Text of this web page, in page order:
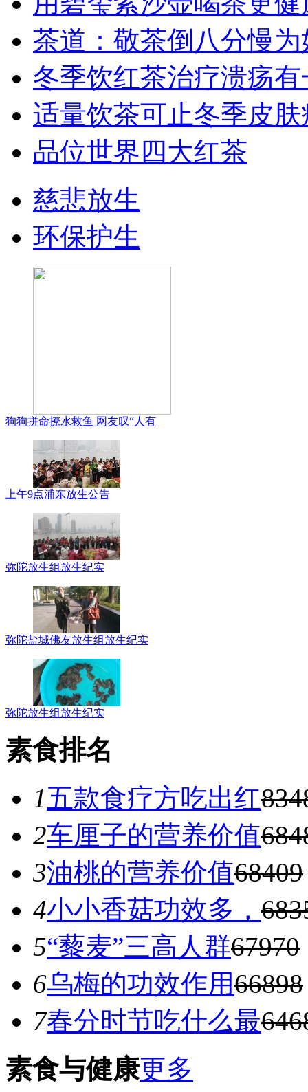
茶道：敬茶倒八分慢为
冬季饮红茶治疗溃疡
适量饮茶可止冬季皮肤
品位世界四大红茶
慈悲放生
环保护生
狗狗拼命撩水救鱼 网友叹“人有
上午9点浦东放生公告
弥陀放生组放生纪实
弥陀盐城佛友放生组放生纪实
弥陀放生组放生纪实
素食排名
1五款食疗方吃出红
2车厘子的营养价值
3油桃的营养价值68409
4小小香菇功效多，
5“藜麦”三高人群67970
6乌梅的功效作用66898
7春分时节吃什么最
素食与健康更多